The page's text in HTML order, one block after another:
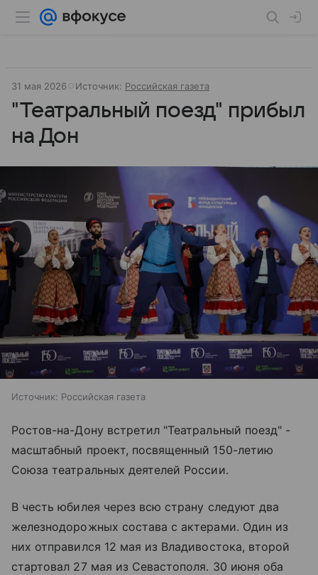
31 мая 2026 Источник: Российская газета
"Театральный поезд" прибыл
на Дон
Источник: Российская газета
Ростов-на-Дону встретил "Театральный поезд" -
масштабный проект, посвященный 150-летию
Союза театральных деятелей России.
В честь юбилея через всю страну следуют два
железнодорожных состава с актерами. Один из
них отправился 12 мая из Владивостока, второй
стартовал 27 мая из Севастополя. 30 июня оба